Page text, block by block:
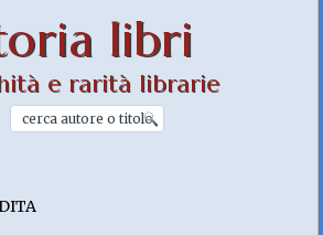
libri
e rarità librarie